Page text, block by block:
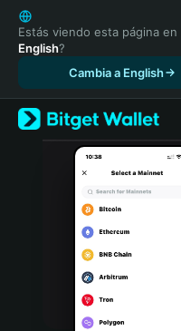
English
日本語
Tiếng Việt
Español (Latinoamérica)
Türkçe
Italiano
Português (Portugal)
Bahasa Indonesia
Estás viendo esta página en
English?
Cambia a English